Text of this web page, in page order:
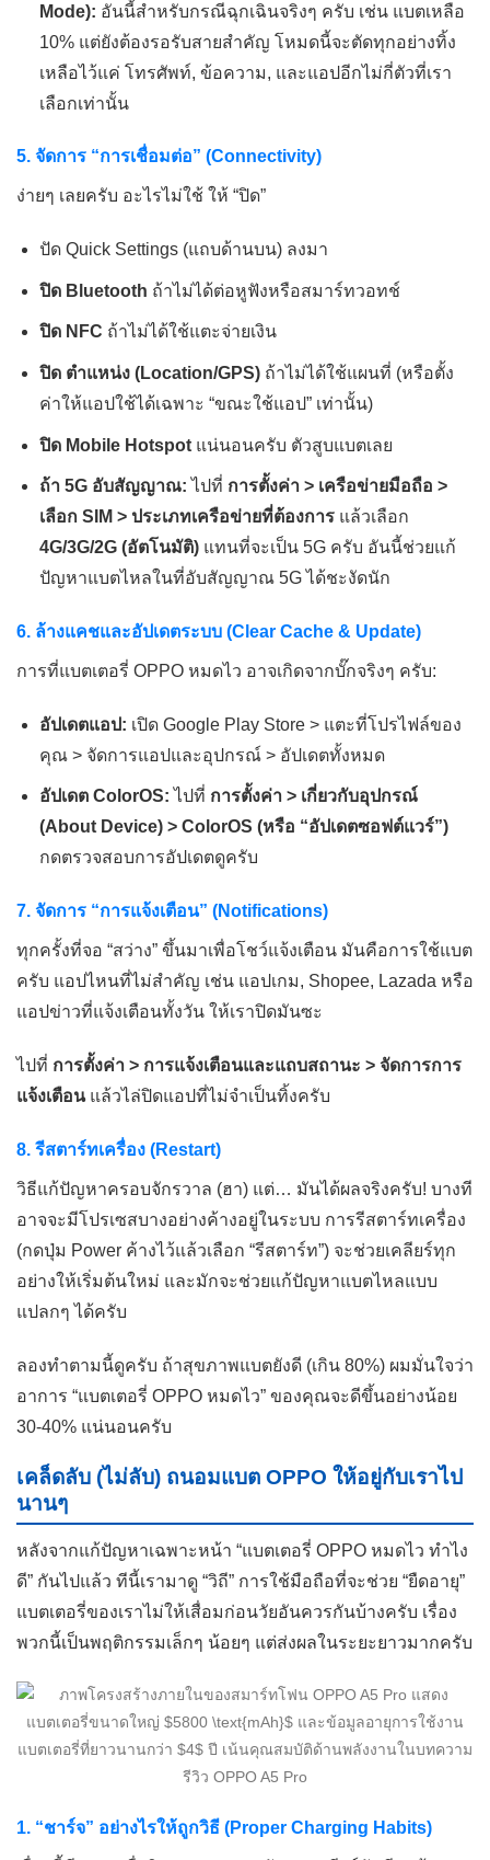
Mode): อันนี้สำหรับกรณีฉุกเฉินจริงๆ ครับ เช่น แบตเหลือ
10% แต่ยังต้องรอรับสายสำคัญ โหมดนี้จะตัดทุกอย่างทิ้ง
เหลือไว้แค่ โทรศัพท์, ข้อความ, และแอปอีกไม่กี่ตัวที่เรา
เลือกเท่านั้น
5. จัดการ “การเชื่อมต่อ” (Connectivity)
ง่ายๆ เลยครับ อะไรไม่ใช้ ให้ “ปิด”
ปัด Quick Settings (แถบด้านบน) ลงมา
ปิด Bluetooth ถ้าไม่ได้ต่อหูฟังหรือสมาร์ทวอทช์
ปิด NFC ถ้าไม่ได้ใช้แตะจ่ายเงิน
ปิด ตำแหน่ง (Location/GPS)ถ้าไม่ได้ใช้แผนที่ (หรือตั้ง
ค่าให้แอปใช้ได้เฉพาะ “ขณะใช้แอป” เท่านั้น)
ปิด Mobile Hotspotแน่นอนครับ ตัวสูบแบตเลย
ถ้า 5G อับสัญญาณ: ไปที่ การตั้งค่า > เครือข่ายมือถือ >
เลือก SIM > ประเภทเครือข่ายที่ต้องการแล้วเลือก
4G/3G/2G (อัตโนมัติ)แทนที่จะเป็น 5G ครับ อันนี้ช่วยแก้
ปัญหาแบตไหลในที่อับสัญญาณ 5G ได้ชะงัดนัก
6. ล้างแคชและอัปเดตระบบ (Clear Cache & Update)
การที่แบตเตอรี่ OPPO หมดไว อาจเกิดจากบั๊กจริงๆ ครับ:
อัปเดตแอป: เปิด Google Play Store > แตะที่โปรไฟล์ของ
คุณ > จัดการแอปและอุปกรณ์ > อัปเดตทั้งหมด
อัปเดต ColorOS: ไปที่ การตั้งค่า > เกี่ยวกับอุปกรณ์
(About Device) > ColorOS (หรือ “อัปเดตซอฟต์แวร์”)
กดตรวจสอบการอัปเดตดูครับ
7. จัดการ “การแจ้งเตือน” (Notifications)
ทุกครั้งที่จอ “สว่าง” ขึ้นมาเพื่อโชว์แจ้งเตือน มันคือการใช้แบต
ครับ แอปไหนที่ไม่สำคัญ เช่น แอปเกม, Shopee, Lazada หรือ
แอปข่าวที่แจ้งเตือนทั้งวัน ให้เราปิดมันซะ
ไปที่ การตั้งค่า > การแจ้งเตือนและแถบสถานะ > จัดการการ
แจ้งเตือนแล้วไล่ปิดแอปที่ไม่จำเป็นทิ้งครับ
8. รีสตาร์ทเครื่อง (Restart)
วิธีแก้ปัญหาครอบจักรวาล (ฮา) แต่… มันได้ผลจริงครับ! บางที
อาจจะมีโปรเซสบางอย่างค้างอยู่ในระบบ การรีสตาร์ทเครื่อง
(กดปุ่ม Power ค้างไว้แล้วเลือก “รีสตาร์ท”) จะช่วยเคลียร์ทุก
อย่างให้เริ่มต้นใหม่ และมักจะช่วยแก้ปัญหาแบตไหลแบบ
แปลกๆ ได้ครับ
ลองทำตามนี้ดูครับ ถ้าสุขภาพแบตยังดี (เกิน 80%) ผมมั่นใจว่า
อาการ “แบตเตอรี่ OPPO หมดไว” ของคุณจะดีขึ้นอย่างน้อย
30-40% แน่นอนครับ
เคล็ดลับ (ไม่ลับ) ถนอมแบต OPPO ให้อยู่กับเราไป
นานๆ
หลังจากแก้ปัญหาเฉพาะหน้า “แบตเตอรี่ OPPO หมดไว ทำไง
ดี” กันไปแล้ว ทีนี้เรามาดู “วิถี” การใช้มือถือที่จะช่วย “ยืดอายุ”
แบตเตอรี่ของเราไม่ให้เสื่อมก่อนวัยอันควรกันบ้างครับ เรื่อง
พวกนี้เป็นพฤติกรรมเล็กๆ น้อยๆ แต่ส่งผลในระยะยาวมากครับ
1. “ชาร์จ” อย่างไรให้ถูกวิธี (Proper Charging Habits)